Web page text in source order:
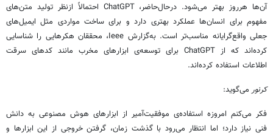
آن‌ها هرروز بهتر می‌شود. درحال‌حاضر، ChatGPT احتمالاً ازنظر تولید متن‌های
مفهوم برای انسان‌ها عملکرد بهتری دارد و برای ساخت مواردی مثل ایمیل‌های
جعلی واقع‌گرایانه مناسب‌تر است. به‌گزارش Ieee، محققان هکرهایی را شناسایی
کرده‌اند که از ChatGPT برای توسعه‌ی ابزارهای مخرب مانند کدهای سرقت
اطلاعات استفاده کرده‌اند.
کرنور می‌گوید:
فکر می‌کنم امروزه استفاده‌ی موفقیت‌آمیر از ابزارهای هوش مصنوعی به دانش
فنی نیاز دارد؛ اما انتظار می‌رود با گذشت زمان، گرفتن خروجی از این ابزارها و